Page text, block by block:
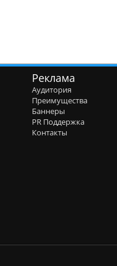
Реклама
Аудитория
Преимущества
Баннеры
PR Поддержка
Контакты